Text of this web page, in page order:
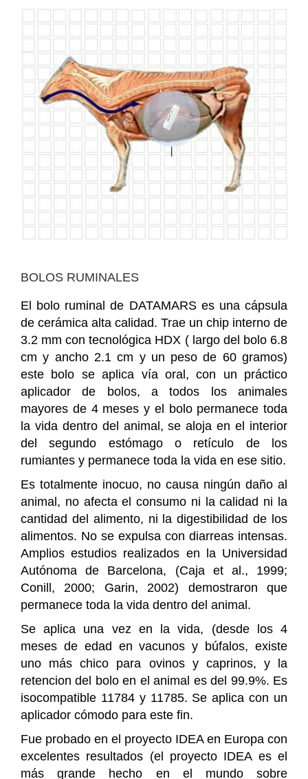
BOLOS RUMINALES
El bolo ruminal de DATAMARS es una cápsula
de cerámica alta calidad. Trae un chip interno de
3.2 mm con tecnológica HDX ( largo del bolo 6.8
cm y ancho 2.1 cm y un peso de 60 gramos)
este bolo se aplica vía oral, con un práctico
aplicador de bolos, a todos los animales
mayores de 4 meses y el bolo permanece toda
la vida dentro del animal, se aloja en el interior
del segundo estómago o retículo de los
rumiantes y permanece toda la vida en ese sitio.
Es totalmente inocuo, no causa ningún daño al
animal, no afecta el consumo ni la calidad ni la
cantidad del alimento, ni la digestibilidad de los
alimentos. No se expulsa con diarreas intensas.
Amplios estudios realizados en la Universidad
Autónoma de Barcelona, (Caja et al., 1999;
Conill, 2000; Garin, 2002) demostraron que
permanece toda la vida dentro del animal.
Se aplica una vez en la vida, (desde los 4
meses de edad en vacunos y búfalos, existe
uno más chico para ovinos y caprinos, y la
retencion del bolo en el animal es del 99.9%. Es
isocompatible 11784 y 11785. Se aplica con un
aplicador cómodo para este fin.
Fue probado en el proyecto IDEA en Europa con
excelentes resultados (el proyecto IDEA es el
más grande hecho en el mundo sobre